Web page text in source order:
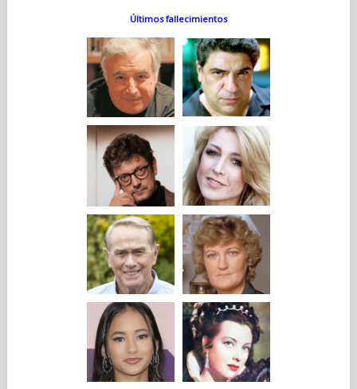
Últimos fallecimientos